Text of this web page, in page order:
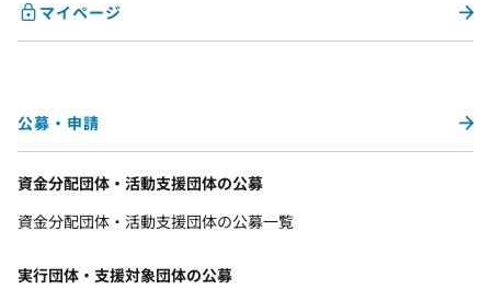
マイページ
公募・申請
資金分配団体・活動支援団体の公募
資金分配団体・活動支援団体の公募一覧
実行団体・支援対象団体の公募